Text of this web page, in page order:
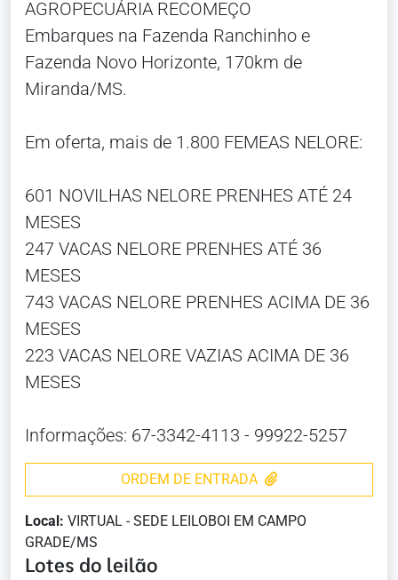
AGROPECUÁRIA RECOMEÇO
Embarques na Fazenda Ranchinho e
Fazenda Novo Horizonte, 170km de
Miranda/MS.
Em oferta, mais de 1.800 FEMEAS NELORE:
601 NOVILHAS NELORE PRENHES ATÉ 24
MESES
247 VACAS NELORE PRENHES ATÉ 36
MESES
743 VACAS NELORE PRENHES ACIMA DE 36
MESES
223 VACAS NELORE VAZIAS ACIMA DE 36
MESES
Informações: 67-3342-4113 - 99922-5257
ORDEM DE ENTRADA
Local: VIRTUAL - SEDE LEILOBOI EM CAMPO
GRADE/MS
Lotes do leilão